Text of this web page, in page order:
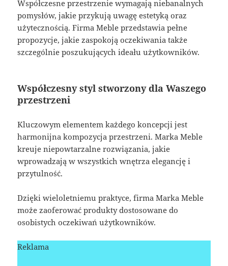
Współczesne przestrzenie wymagają niebanalnych
pomysłów, jakie przykują uwagę estetyką oraz
użytecznością. Firma Meble przedstawia pełne
propozycje, jakie zaspokoją oczekiwania także
szczególnie poszukujących ideału użytkowników.
Współczesny styl stworzony dla Waszego
przestrzeni
Kluczowym elementem każdego koncepcji jest
harmonijna kompozycja przestrzeni. Marka Meble
kreuje niepowtarzalne rozwiązania, jakie
wprowadzają w wszystkich wnętrza elegancję i
przytulność.
Dzięki wieloletniemu praktyce, firma Marka Meble
może zaoferować produkty dostosowane do
osobistych oczekiwań użytkowników.
Reklama